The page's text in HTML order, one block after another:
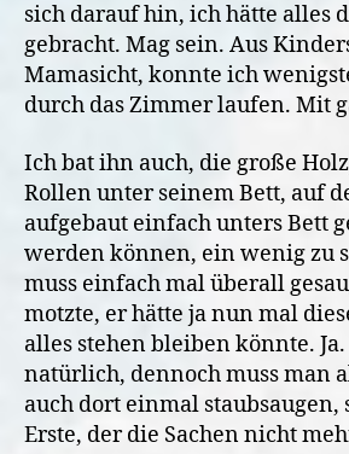
sich darauf hin, ich hätte alles
gebracht. Mag sein. Aus
Mamasicht, konnte ich
durch das Zimmer laufen. Mit
Ich bat ihn auch, die große
Rollen unter seinem Bett, auf
aufgebaut einfach unters Bett
werden können, ein wenig zu
muss einfach mal überall
motzte, er hätte ja nun mal
alles stehen bleiben könnte.
natürlich, dennoch muss man
auch dort einmal staubsaugen,
Erste, der die Sachen nicht